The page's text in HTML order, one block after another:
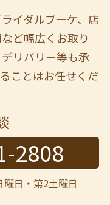
イダルブーケ、店
ど幅広くお取り
リバリー等も承
ことはお任せくだ
2808
日・第2土曜日